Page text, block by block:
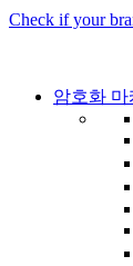
Check if your
암호화